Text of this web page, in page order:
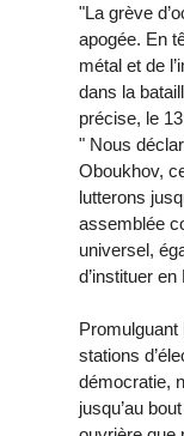
"La grève
apogée. En
métal et de
dans la
précise, le
" Nous
Oboukhov,
lutterons
assemblée
universel,
d’instituer
stations
démocratie,
jusqu’au